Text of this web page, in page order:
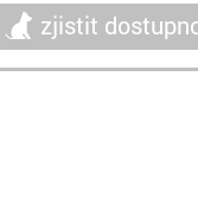
zjistit